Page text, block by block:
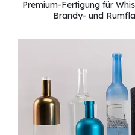
Premium-Fertigung für
Brandy- und